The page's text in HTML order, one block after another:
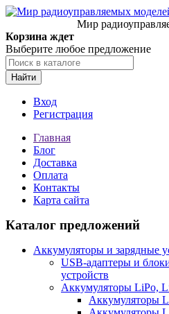
Мир
Корзина ждет
Выберите любое предложение
Найти
Вход
Регистрация
Главная
Блог
Доставка
Оплата
Контакты
Карта сайта
Каталог предложений
Аккумуляторы и зарядные
USB-адаптеры и
устройств
Аккумуляторы LiPo,
Аккумуляторы